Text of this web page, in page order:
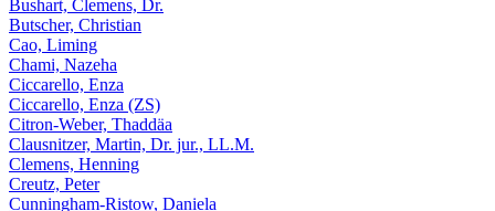
Bushart, Clemens, Dr.
Butscher, Christian
Cao, Liming
Chami, Nazeha
Ciccarello, Enza
Ciccarello, Enza (ZS)
Citron-Weber, Thaddäa
Clausnitzer, Martin, Dr. jur., LL.M.
Clemens, Henning
Creutz, Peter
Cunningham-Ristow, Daniela